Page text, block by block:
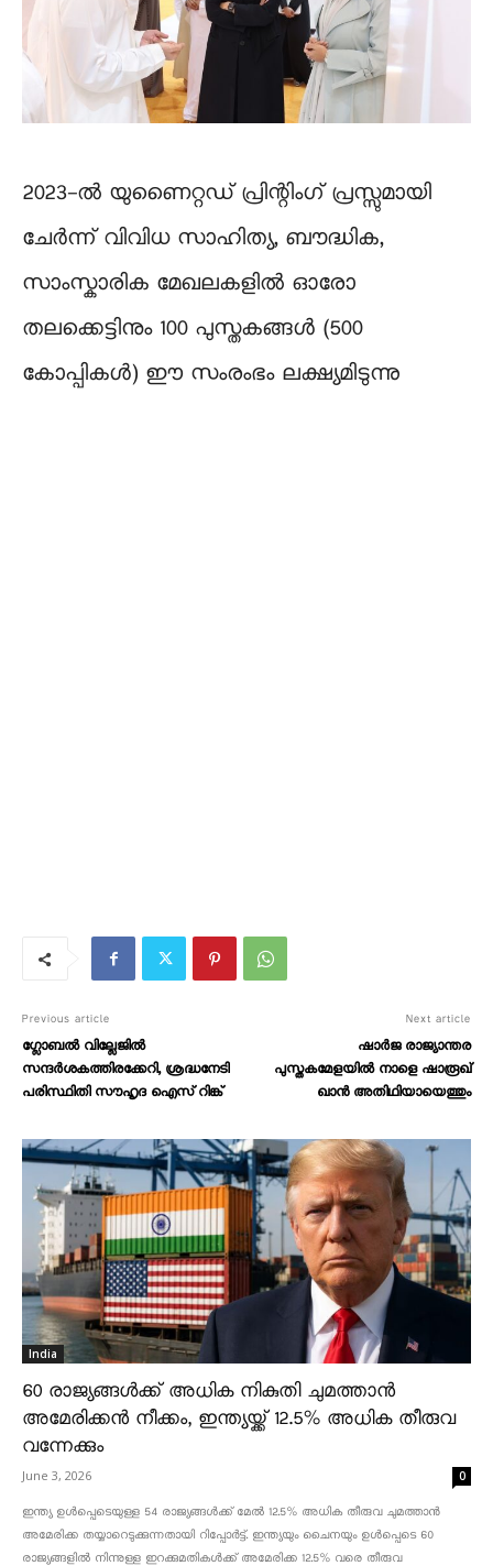
2023-ൽ യുണൈറ്റഡ് പ്രിന്റിംഗ് പ്രസ്സുമായി
ചേർന്ന് വിവിധ സാഹിത്യ, ബൗദ്ധിക,
സാംസ്കാരിക മേഖലകളിൽ ഓരോ
തലക്കെട്ടിനും 100 പുസ്തകങ്ങൾ (500
കോപ്പികൾ) ഈ സംരംഭം ലക്ഷ്യമിടുന്നു
Previous article
ഗ്ലോബൽ വില്ലേജിൽ
സന്ദർശകത്തിരക്കേറി, ശ്രദ്ധനേടി
പരിസ്ഥിതി സൗഹൃദ ഐസ് റിങ്ക്
Next article
ഷാര്‍ജ രാജ്യാന്തര
പുസ്തകമേളയില്‍ നാളെ ഷാരൂഖ്
ഖാന്‍ അതിഥിയായെത്തും
India
60 രാജ്യങ്ങൾക്ക് അധിക നികുതി ചുമത്താൻ
അമേരിക്കൻ നീക്കം, ഇന്ത്യയ്ക്ക് 12.5% അധിക തീരുവ
വന്നേക്കും
June 3, 2026 0
ഇന്ത്യ ഉൾപ്പെടെയുള്ള 54 രാജ്യങ്ങൾക്ക് മേൽ 12.5% അധിക തീരുവ ചുമത്താൻ
അമേരിക്ക തയ്യാറെടുക്കുന്നതായി റിപ്പോർട്ട്. ഇന്ത്യയും ചൈനയും ഉൾപ്പെടെ 60
രാജ്യങ്ങളിൽ നിന്നുള്ള ഇറക്കുമതികൾക്ക് അമേരിക്ക 12.5% ​​വരെ തീരുവ